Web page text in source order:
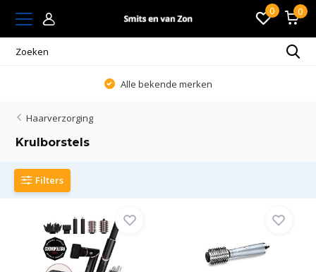
0 0
Alle bekende merken
Haarverzorging
Krulborstels
Filters